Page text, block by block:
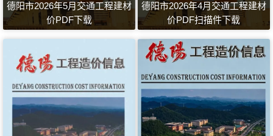
德阳市2026年5月交通工程建材
价PDF下载
德阳市2026年4月交通工程建材
价PDF扫描件下载